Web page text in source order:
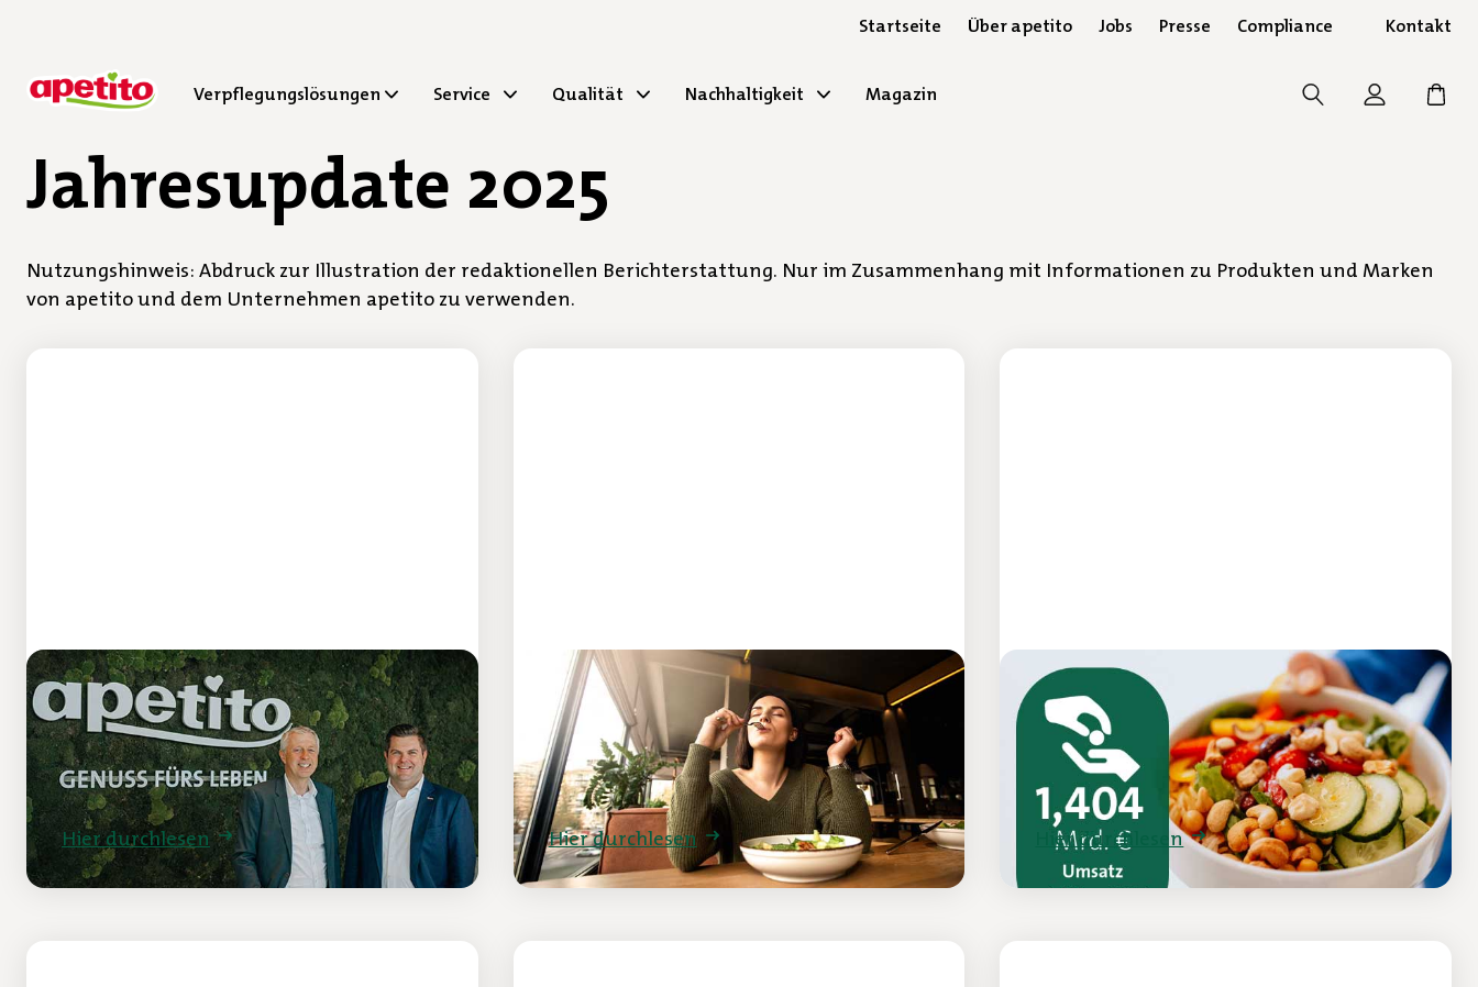
Startseite Über apetito Jobs Presse Compliance Kontakt
Verpflegungslösungen Service Qualität Nachhaltigkeit Magazin
Jahresupdate 2025
Nutzungshinweis: Abdruck zur Illustration der redaktionellen Berichterstattung. Nur im Zusammenhang mit Informationen zu Produkten und Marken
von apetito und dem Unternehmen apetito zu verwenden.
apetito setzt auf Wachstum
und Investitionen
Firmengruppe stärkt Marktposition im
Geschäftsjahr 2025
Hier durchlesen
Erfolg durch echtes
Kundenverständnis
Warum apetito weiter wächst.
Hier durchlesen
Kennzahlen 2025
Die wichtigsten Kennzahlen auf einen
Blick.
Hier durchlesen